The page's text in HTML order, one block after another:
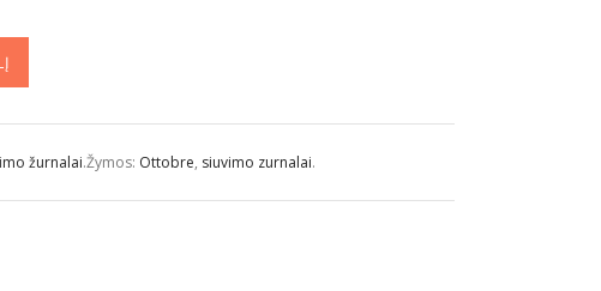
žurnalai.Žymos: Ottobre, siuvimo zurnalai.